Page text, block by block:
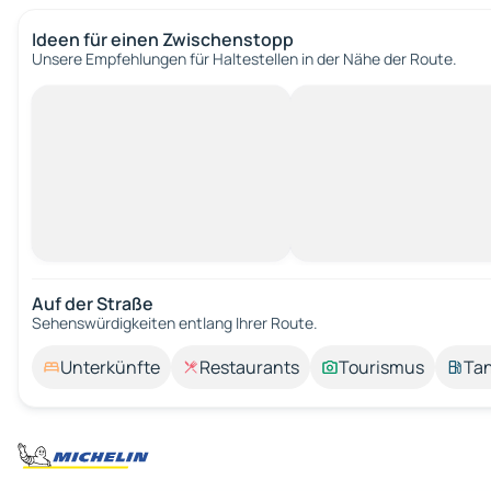
Ideen für einen Zwischenstopp
Unsere Empfehlungen für Haltestellen in der Nähe der Route.
Auf der Straße
Sehenswürdigkeiten entlang Ihrer Route.
Unterkünfte Restaurants Tourismus